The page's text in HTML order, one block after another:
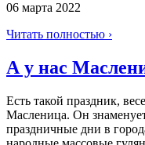
06 марта 2022
Читать полностью ›
А у нас
Есть такой праздник,
Масленица. Он
праздничные дни в